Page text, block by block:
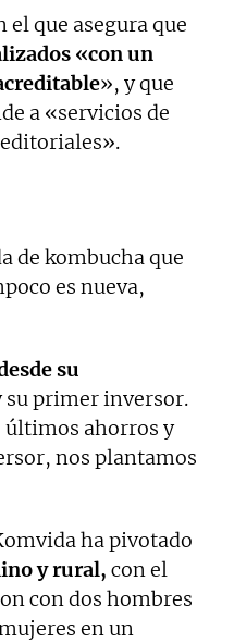
que asegura que
«con un
», y que
a «servicios de
de kombucha que
es nueva,
su
su primer inversor.
últimos ahorros y
nos plantamos
ha pivotado
y rural, con el
con dos hombres
en un